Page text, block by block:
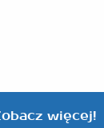
więcej!